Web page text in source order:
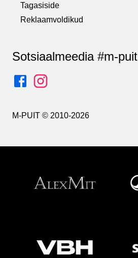
Tagasiside
Reklaamvoldikud
Sotsiaalmeedia #m-puit
M-PUIT © 2010-2026